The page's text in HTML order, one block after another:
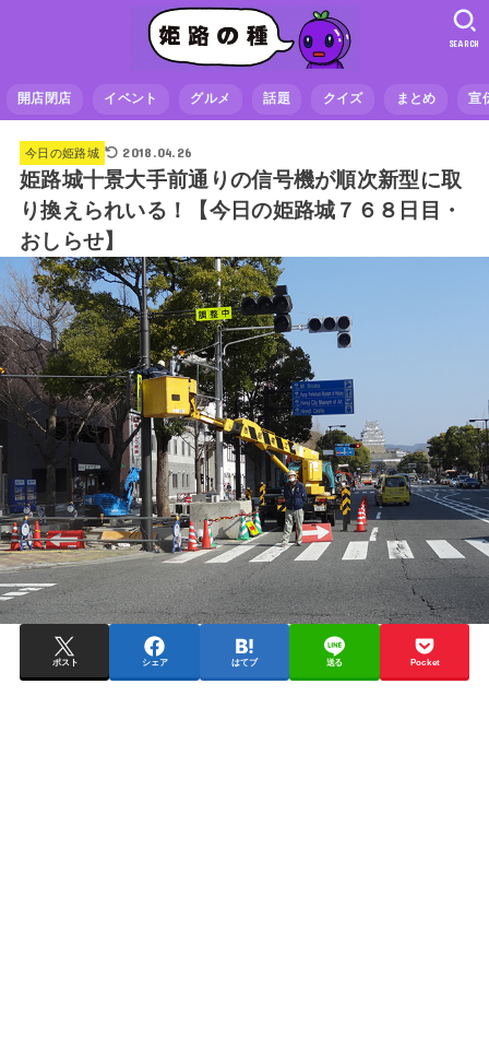
開店閉店 イベント グルメ 話題 クイズ まとめ 宣
SEARCH
今日の姫路城 2018.04.26
姫路城十景大手前通りの信号機が順次新型に取
り換えられいる！【今日の姫路城７６８日目・
おしらせ】
ポスト シェア はてブ 送る Pocket